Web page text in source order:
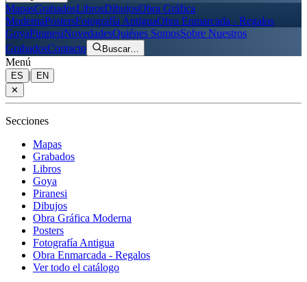
MapasGrabadosLibrosDibujosObra Gráfica
ModernaPostersFotografía AntiguaObra Enmarcada - Regalos
GoyaPiranesiNovedadesQuiénes SomosSobre Nuestros
GrabadosContacto Buscar…
Menú
ES |
EN
✕
Secciones
Mapas
Grabados
Libros
Goya
Piranesi
Dibujos
Obra Gráfica Moderna
Posters
Fotografía Antigua
Obra Enmarcada - Regalos
Ver todo el catálogo